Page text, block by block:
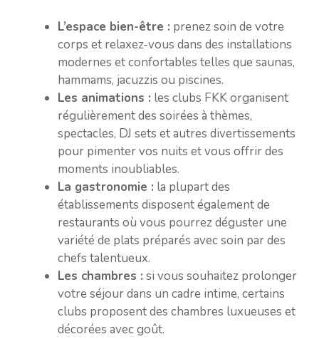
L’espace bien-être : prenez soin de votre
corps et relaxez-vous dans des installations
modernes et confortables telles que saunas,
hammams, jacuzzis ou piscines.
Les animations : les clubs FKK organisent
régulièrement des soirées à thèmes,
spectacles, DJ sets et autres divertissements
pour pimenter vos nuits et vous offrir des
moments inoubliables.
La gastronomie : la plupart des
établissements disposent également de
restaurants où vous pourrez déguster une
variété de plats préparés avec soin par des
chefs talentueux.
Les chambres : si vous souhaitez prolonger
votre séjour dans un cadre intime, certains
clubs proposent des chambres luxueuses et
décorées avec goût.